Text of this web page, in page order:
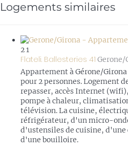
Logements similaires
21
Flateli. Ballesteries 41 Gerone/
Appartement à Gérone/Girona
pour 2 personnes. Logement
repasser, accès Internet
pompe à chaleur,
télévision. La cuisine,
réfrigérateur, d'un micro-
d'ustensiles de cuisine,
d'une bouilloire.